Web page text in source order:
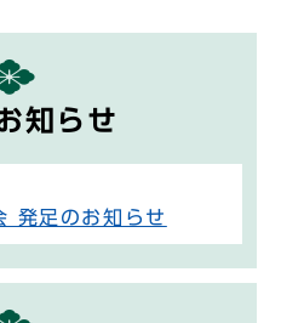
知らせ
発足のお知らせ